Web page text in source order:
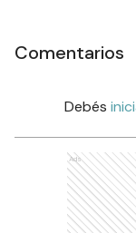
Comentarios
Debés
Ads